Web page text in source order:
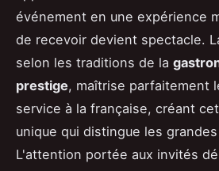
événement en une expérience
de recevoir devient spectacle.
selon les traditions de la
prestige, maîtrise parfaitement
service à la française, créant
unique qui distingue les
L'attention portée aux invités